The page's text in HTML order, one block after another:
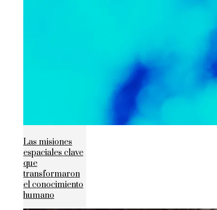
Las misiones
espaciales clave
que
transformaron
el conocimiento
humano